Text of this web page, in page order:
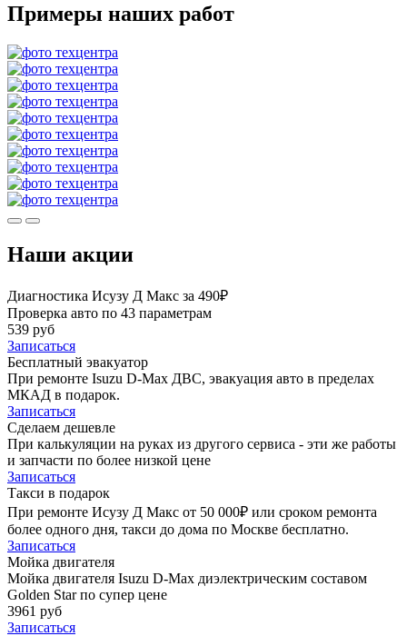
Примеры наших работ
Наши акции
Диагностика Исузу Д Макс за 490₽
Проверка авто по 43 параметрам
539 руб
Записаться
Бесплатный эвакуатор
При ремонте Isuzu D-Max ДВС, эвакуация авто в пределах
МКАД в подарок.
Записаться
Сделаем дешевле
При калькуляции на руках из другого сервиса - эти же работы
и запчасти по более низкой цене
Записаться
Такси в подарок
При ремонте Исузу Д Макс от 50 000₽ или сроком ремонта
более одного дня, такси до дома по Москве бесплатно.
Записаться
Мойка двигателя
Мойка двигателя Isuzu D-Max диэлектрическим составом
Golden Star по супер цене
3961 руб
Записаться